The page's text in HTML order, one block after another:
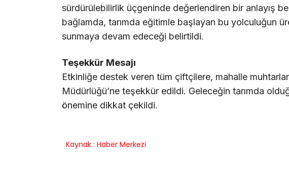
sürdürülebilirlik üçgeninde değerlendiren bir anlayış
bağlamda, tarımda eğitimle başlayan bu yolculuğun
sunmaya devam edeceği belirtildi.
Teşekkür Mesajı
Etkinliğe destek veren tüm çiftçilere, mahalle
Müdürlüğü’ne teşekkür edildi. Geleceğin tarımda
önemine dikkat çekildi.
Kaynak : Haber Merkezi